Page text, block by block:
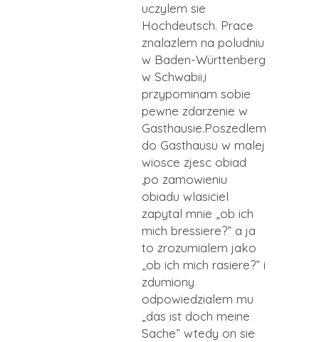
uczylem sie
Hochdeutsch. Prace
znalazlem na poludniu
w Baden-Württenberg
w Schwabii,i
przypominam sobie
pewne zdarzenie w
Gasthausie.Poszedlem
do Gasthausu w malej
wiosce zjesc obiad
,po zamowieniu
obiadu wlasiciel
zapytal mnie „ob ich
mich bressiere?” a ja
to zrozumialem jako
„ob ich mich rasiere?” i
zdumiony
odpowiedzialem mu
„das ist doch meine
Sache” wtedy on sie